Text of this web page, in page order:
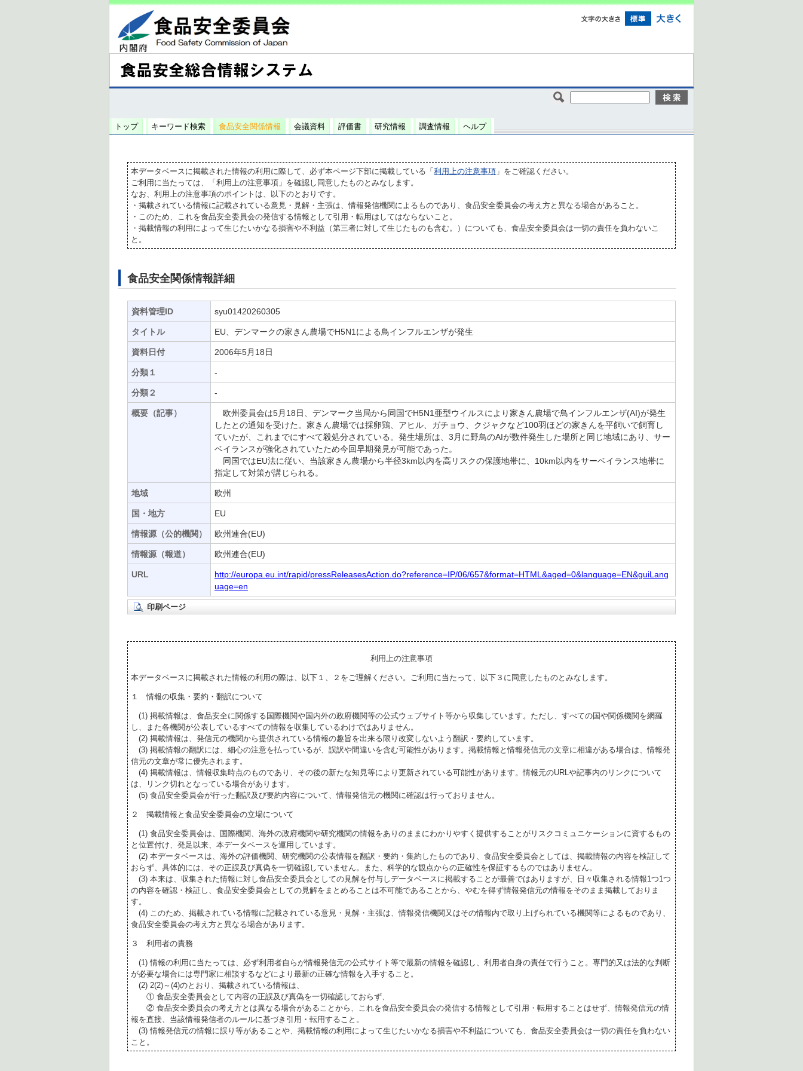
トップ キーワード検索 食品安全関係情報 会議資料 評価書 研究情報 調査情報 ヘルプ
本データベースに掲載された情報の利用に際して、必ず本ページ下部に掲載している「 利用上の注意事項 」をご確認ください。
ご利用に当たっては、「利用上の注意事項」を確認し同意したものとみなします。
なお、利用上の注意事項のポイントは、以下のとおりです。
・掲載されている情報に記載されている意見・見解・主張は、情報発信機関によるものであり、食品安全委員会の考え方と異なる場合があること。
・このため、これを食品安全委員会の発信する情報として引用・転用はしてはならないこと。
・掲載情報の利用によって生じたいかなる損害や不利益（第三者に対して生じたものも含む。）についても、食品安全委員会は一切の責任を負わないこ
と。
食品安全関係情報詳細
資料管理ID syu01420260305
タイトル EU、デンマークの家きん農場でH5N1による鳥インフルエンザが発生
資料日付 2006年5月18日
分類１ -
分類２ -
概要（記事）
欧州委員会は5月18日、デンマーク当局から同国でH5N1亜型ウイルスにより家きん農場で鳥インフルエンザ(AI)が発生
したとの通知を受けた。家きん農場では採卵鶏、アヒル、ガチョウ、クジャクなど100羽ほどの家きんを平飼いで飼育し
ていたが、これまでにすべて殺処分されている。発生場所は、3月に野鳥のAIが数件発生した場所と同じ地域にあり、サー
ベイランスが強化されていたため今回早期発見が可能であった。
同国ではEU法に従い、当該家きん農場から半径3km以内を高リスクの保護地帯に、10km以内をサーベイランス地帯に
指定して対策が講じられる。
地域 欧州
国・地方 EU
情報源（公的機関） 欧州連合(EU)
情報源（報道） 欧州連合(EU)
URL
http://europa.eu.int/rapid/pressReleasesAction.do?reference=IP/06/657&format=HTML&aged=0&language=EN&guiLang
uage=en
印刷ページ
利用上の注意事項
本データベースに掲載された情報の利用の際は、以下１、２をご理解ください。ご利用に当たって、以下３に同意したものとみなします。
１ 情報の収集・要約・翻訳について
(1) 掲載情報は、食品安全に関係する国際機関や国内外の政府機関等の公式ウェブサイト等から収集しています。ただし、すべての国や関係機関を網羅
し、また各機関が公表しているすべての情報を収集しているわけではありません。
(2) 掲載情報は、発信元の機関から提供されている情報の趣旨を出来る限り改変しないよう翻訳・要約しています。
(3) 掲載情報の翻訳には、細心の注意を払っているが、誤訳や間違いを含む可能性があります。掲載情報と情報発信元の文章に相違がある場合は、情報発
信元の文章が常に優先されます。
(4) 掲載情報は、情報収集時点のものであり、その後の新たな知見等により更新されている可能性があります。情報元のURLや記事内のリンクについて
は、リンク切れとなっている場合があります。
(5) 食品安全委員会が行った翻訳及び要約内容について、情報発信元の機関に確認は行っておりません。
２ 掲載情報と食品安全委員会の立場について
(1) 食品安全委員会は、国際機関、海外の政府機関や研究機関の情報をありのままにわかりやすく提供することがリスクコミュニケーションに資するもの
と位置付け、発足以来、本データベースを運用しています。
(2) 本データベースは、海外の評価機関、研究機関の公表情報を翻訳・要約・集約したものであり、食品安全委員会としては、掲載情報の内容を検証して
おらず、具体的には、その正誤及び真偽を一切確認していません。また、科学的な観点からの正確性を保証するものではありません。
(3) 本来は、収集された情報に対し食品安全委員会としての見解を付与しデータベースに掲載することが最善ではありますが、日々収集される情報1つ1つ
の内容を確認・検証し、食品安全委員会としての見解をまとめることは不可能であることから、やむを得ず情報発信元の情報をそのまま掲載しておりま
す。
(4) このため、掲載されている情報に記載されている意見・見解・主張は、情報発信機関又はその情報内で取り上げられている機関等によるものであり、
食品安全委員会の考え方と異なる場合があります。
３ 利用者の責務
(1) 情報の利用に当たっては、必ず利用者自らが情報発信元の公式サイト等で最新の情報を確認し、利用者自身の責任で行うこと。専門的又は法的な判断
が必要な場合には専門家に相談するなどにより最新の正確な情報を入手すること。
(2) 2(2)～(4)のとおり、掲載されている情報は、
① 食品安全委員会として内容の正誤及び真偽を一切確認しておらず、
② 食品安全委員会の考え方とは異なる場合があることから、これを食品安全委員会の発信する情報として引用・転用することはせず、情報発信元の情
報を直接、当該情報発信者のルールに基づき引用・転用すること。
(3) 情報発信元の情報に誤り等があることや、掲載情報の利用によって生じたいかなる損害や不利益についても、食品安全委員会は一切の責任を負わない
こと。